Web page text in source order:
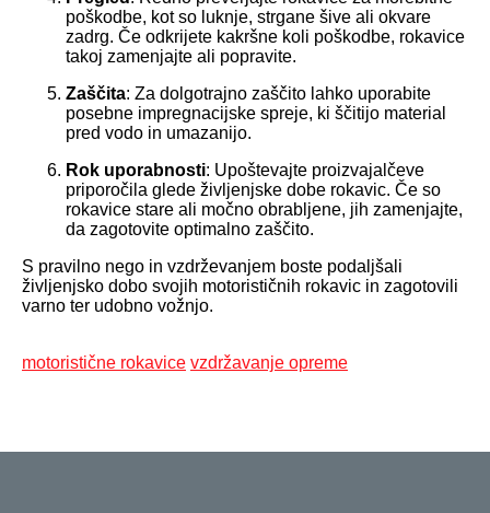
poškodbe, kot so luknje, strgane šive ali okvare
zadrg. Če odkrijete kakršne koli poškodbe, rokavice
takoj zamenjajte ali popravite.
Zaščita: Za dolgotrajno zaščito lahko uporabite
posebne impregnacijske spreje, ki ščitijo material
pred vodo in umazanijo.
Rok uporabnosti: Upoštevajte proizvajalčeve
priporočila glede življenjske dobe rokavic. Če so
rokavice stare ali močno obrabljene, jih zamenjajte,
da zagotovite optimalno zaščito.
S pravilno nego in vzdrževanjem boste podaljšali
življenjsko dobo svojih motorističnih rokavic in zagotovili
varno ter udobno vožnjo.
motoristične rokavice vzdržavanje opreme